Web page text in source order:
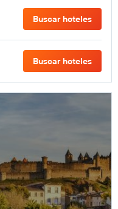
Buscar hoteles
Buscar hoteles